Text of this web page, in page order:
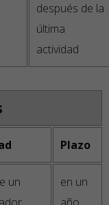
después de la
última
actividad
Plazo
un
en un